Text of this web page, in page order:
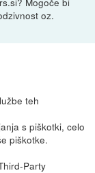
oz.
teh
s piškotki, celo
piškotke.
Party